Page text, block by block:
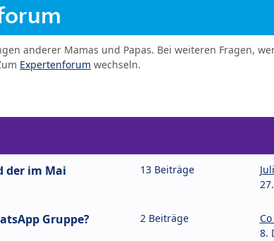
anderer Mamas und Papas. Bei weiteren Fragen,
Expertenforum wechseln.
der im Mai
13 Beiträge
Gruppe? 2 Beiträge
8.